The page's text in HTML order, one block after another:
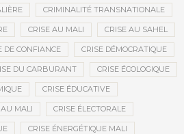
CRIMINALITÉ TRANSNATIONALE
CRISE AU MALI CRISE AU SAHEL
DE CONFIANCE CRISE DÉMOCRATIQUE
DU CARBURANT CRISE ÉCOLOGIQUE
CRISE ÉDUCATIVE
MALI CRISE ÉLECTORALE
CRISE ÉNERGÉTIQUE MALI